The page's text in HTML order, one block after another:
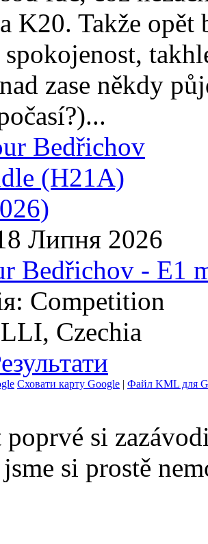
K20. Takže opět
zase někdy
Липня 2026
Bedřichov - E1
Competition
Czechia
Сховати карту Google | Файл KML для
poprvé si
jsme si prostě